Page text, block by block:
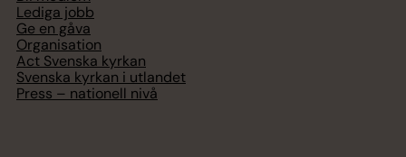
Lediga jobb
Ge en gåva
Organisation
Act Svenska kyrkan
Svenska kyrkan i utlandet
Press – nationell nivå